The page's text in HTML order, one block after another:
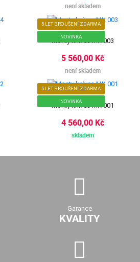
není skladem
5 LET BROUŠENÍ ZDARMA
NOVINKA
Monty knives MK 003
5 560,00 Kč
není skladem
5 LET BROUŠENÍ ZDARMA
NOVINKA
Monty knives MK 001
4 560,00 Kč
skladem
Garance
KVALITY